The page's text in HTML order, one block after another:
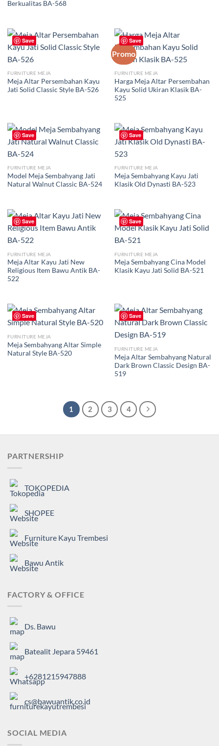
Berkualitas BA-568
Save
FURNITURE MEJA
Meja Altar Persembahan Kayu
Jati Solid Classic Style BA-526
Save
Promo
FURNITURE MEJA
Harga Meja Altar Persembahan
Kayu Solid Ukiran Klasik BA-
525
Rp1,999,999.00.
adalah:
Rp1,888,888.00.
Save
FURNITURE MEJA
Model Meja Sembahyang Jati
Natural Walnut Classic BA-524
Save
FURNITURE MEJA
Meja Sembahyang Kayu Jati
Klasik Old Dynasti BA-523
Save
FURNITURE MEJA
Meja Altar Kayu Jati New
Religious Item Bawu Antik BA-
522
Save
FURNITURE MEJA
Meja Sembahyang Cina Model
Klasik Kayu Jati Solid BA-521
Save
FURNITURE MEJA
Meja Sembahyang Altar Simple
Natural Style BA-520
Save
FURNITURE MEJA
Meja Altar Sembahyang Natural
Dark Brown Classic Design BA-
519
1 2 3 4
PARTNERSHIP
TOKOPEDIA
SHOPEE
Furniture Kayu Trembesi
Bawu Antik
FACTORY & OFFICE
Ds. Bawu
Batealit Jepara 59461
+6281215947888
cs@bawuantik.co.id
SOCIAL MEDIA